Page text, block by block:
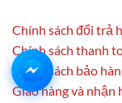
Chính sách đổi trả
Chính sách thanh
Chính sách bảo
Giao hàng và nhận